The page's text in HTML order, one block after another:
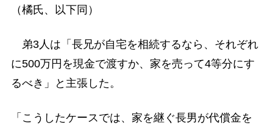
（橘氏、以下同）
弟3人は「長兄が自宅を相続するなら、それぞれ
に500万円を現金で渡すか、家を売って4等分にす
るべき」と主張した。
「こうしたケースでは、家を継ぐ長男が代償金を